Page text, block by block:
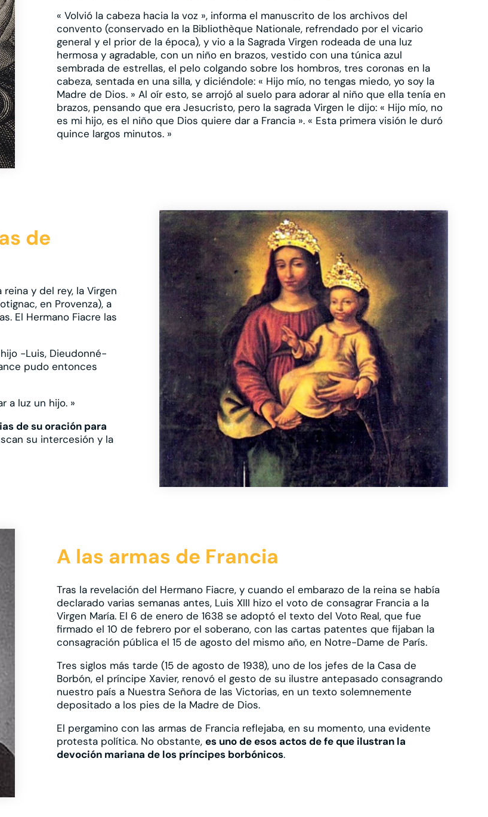
« Volvió la cabeza hacia la voz », informa el manuscrito de los archivos del
convento (conservado en la Bibliothèque Nationale, refrendado por el vicario
general y el prior de la época), y vio a la Sagrada Virgen rodeada de una luz
hermosa y agradable, con un niño en brazos, vestido con una túnica azul
sembrada de estrellas, el pelo colgando sobre los hombros, tres coronas en la
cabeza, sentada en una silla, y diciéndole: « Hijo mío, no tengas miedo, yo soy la
Madre de Dios. » Al oír esto, se arrojó al suelo para adorar al niño que ella tenía en
brazos, pensando que era Jesucristo, pero la sagrada Virgen le dijo: « Hijo mío, no
es mi hijo, es el niño que Dios quiere dar a Francia ». « Esta primera visión le duró
quince largos minutos. »
de
y del rey, la Virgen
en Provenza), a
El Hermano Fiacre las
-Luis, Dieudonné-
pudo entonces
a luz un hijo. »
de su oración para
su intercesión y la
A las armas de Francia
Tras la revelación del Hermano Fiacre, y cuando el embarazo de la reina se había
declarado varias semanas antes, Luis XIII hizo el voto de consagrar Francia a la
Virgen María. El 6 de enero de 1638 se adoptó el texto del Voto Real, que fue
firmado el 10 de febrero por el soberano, con las cartas patentes que fijaban la
consagración pública el 15 de agosto del mismo año, en Notre-Dame de París.
Tres siglos más tarde (15 de agosto de 1938), uno de los jefes de la Casa de
Borbón, el príncipe Xavier, renovó el gesto de su ilustre antepasado consagrando
nuestro país a Nuestra Señora de las Victorias, en un texto solemnemente
depositado a los pies de la Madre de Dios.
El pergamino con las armas de Francia reflejaba, en su momento, una evidente
protesta política. No obstante,es uno de esos actos de fe que ilustran la
devoción mariana de los príncipes borbónicos.